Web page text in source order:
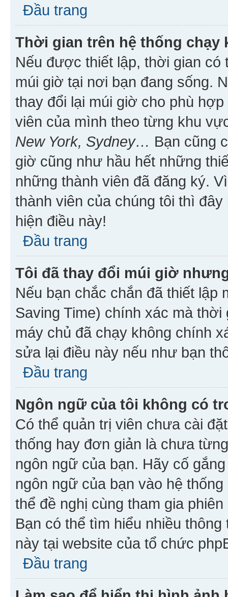
Đầu trang
Thời gian trên hệ thống chạy
Nếu được thiết lập, thời gian
múi giờ tại nơi bạn đang sống.
thay đổi lại múi giờ cho phù
viên của mình theo từng khu
New York, Sydney… Bạn cũng
giờ cũng như hầu hết những
những thành viên đã đăng ký.
thành viên của chúng tôi thì
hiện điều này!
Đầu trang
Tôi đã thay đổi múi giờ
Nếu bạn chắc chắn đã thiết lập
Saving Time) chính xác mà
máy chủ đã chạy không chính
sửa lại điều này nếu như bạn
Đầu trang
Ngôn ngữ của tôi không có
Có thể quản trị viên chưa cài
thống hay đơn giản là chưa
ngôn ngữ của bạn. Hãy cố
ngôn ngữ của bạn vào hệ
thể đề nghị cùng tham gia
Bạn có thể tìm hiểu nhiều
này tại website của tổ chức
Đầu trang